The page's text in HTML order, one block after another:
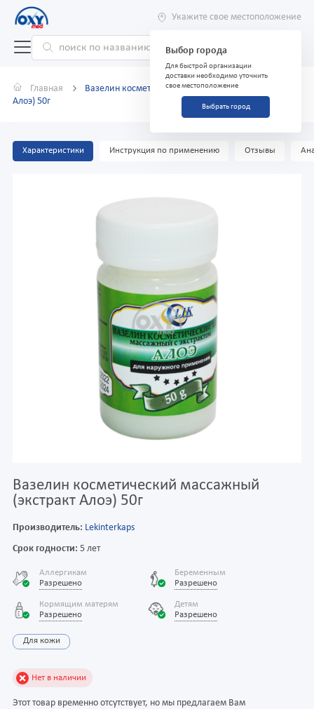
Укажите свое местоположение
Выбор города
Для быстрой организации
доставки необходимо уточнить
свое местоположение
Выбрать город
Главная
Вазелин косметический массажный (экстракт
Алоэ) 50г
Характеристики Инструкция по применению Отзывы
Вазелин косметический массажный
(экстракт Алоэ) 50г
Производитель: Lekinterkaps
Срок годности: 5 лет
Аллергикам
Разрешено
Беременным
Разрешено
Кормящим матерям
Разрешено
Детям
Разрешено
Для кожи
Нет в наличии
Этот товар временно отсутствует, но мы предлагаем Вам